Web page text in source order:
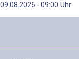
09.08.2026 - 09:00 Uhr